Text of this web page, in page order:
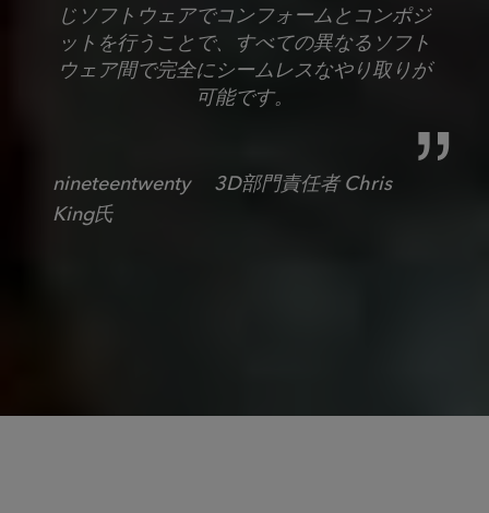
じソフトウェアでコンフォームとコンポジ
ットを行うことで、すべての異なるソフト
ウェア間で完全にシームレスなやり取りが
可能です。
nineteentwenty 3D部門責任者 Chris
King氏